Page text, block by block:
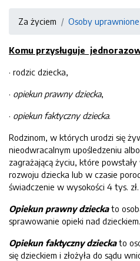
Za życiem Osoby
Komu przysługuje
· rodzic dziecka,
· opiekun prawny dziecka,
· opiekun faktyczny dziecka.
Rodzinom, w których urodzi się
nieodwracalnym upośledzeniu
zagrażającą życiu, które
rozwoju dziecka lub w czasie
świadczenie w wysokości 4 tys. zł.
Opiekun prawny dzieckato
sprawowanie opieki nad dzieckiem.
Opiekun faktyczny dzieckato
się dzieckiem i złożyła do sądu